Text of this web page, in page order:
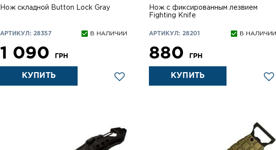
Нож складной Button Lock Gray
АРТИКУЛ: 28357 В НАЛИЧИИ
1 090 ГРН
КУПИТЬ
Нож с фиксированным лезвием
Fighting Knife
АРТИКУЛ: 28201 В НАЛИЧИИ
880 ГРН
КУПИТЬ